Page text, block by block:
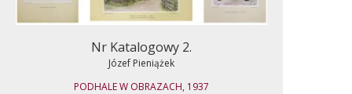
Nr Katalogowy 2.
Józef Pieniążek
PODHALE W OBRAZACH, 1937